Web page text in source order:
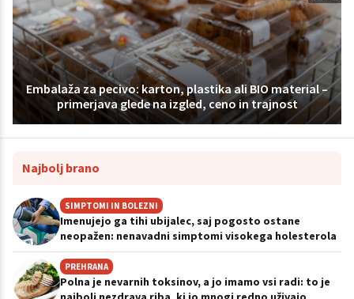
Embalaža za pecivo: karton, plastika ali BIO material –
primerjava glede na izgled, ceno in trajnost
Najbolj brano
SIMPTOMI IN BOLEZNI
Imenujejo ga tihi ubijalec, saj pogosto ostane
neopažen: nenavadni simptomi visokega holesterola
PREHRANA
Polna je nevarnih toksinov, a jo imamo vsi radi: to je